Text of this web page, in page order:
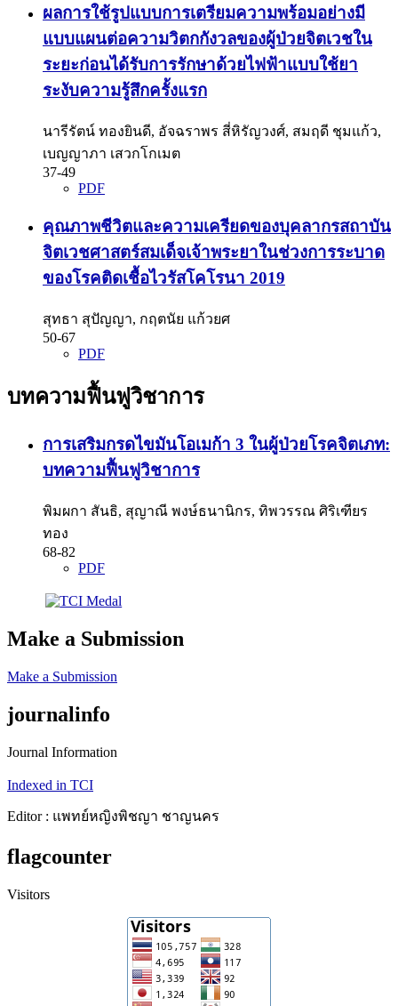
ผลการใช้รูปแบบการเตรียมความพร้อมอย่างมี
แบบแผนต่อความวิตกกังวลของผู้ป่วยจิตเวชใน
ระยะก่อนได้รับการรักษาด้วยไฟฟ้าแบบใช้ยา
ระงับความรู้สึกครั้งแรก
นารีรัตน์ ทองยินดี, อัจฉราพร สี่หิรัญวงศ์, สมฤดี ชุมแก้ว,
เบญญาภา เสวกโกเมต
37-49
PDF
คุณภาพชีวิตและความเครียดของบุคลากรสถาบัน
จิตเวชศาสตร์สมเด็จเจ้าพระยาในช่วงการระบาด
ของโรคติดเชื้อไวรัสโคโรนา 2019
สุทธา สุปัญญา, กฤตนัย แก้วยศ
50-67
PDF
บทความฟื้นฟูวิชาการ
การเสริมกรดไขมันโอเมก้า 3 ในผู้ป่วยโรคจิตเภท:
บทความฟื้นฟูวิชาการ
พิมผกา สันธิ, สุญาณี พงษ์ธนานิกร, ทิพวรรณ ศิริเฑียร
ทอง
68-82
PDF
Make a Submission
Make a Submission
journalinfo
Journal Information
Indexed in TCI
Editor : แพทย์หญิงพิชญา ชาญนคร
flagcounter
Visitors